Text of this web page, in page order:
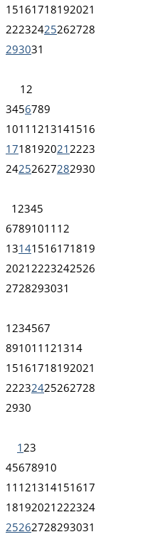
15161718192021
22232425262728
293031
1 2
3456789
1011 1213141516
1718192021 2223
24252627282930
1 2345
67891011 12
13141516171819
2021 2223242526
2728293031
1 234567
891011 121314
15161718192021
22232425262728
2930
1 23
45678910
11 121314151617
18192021 222324
25262728293031